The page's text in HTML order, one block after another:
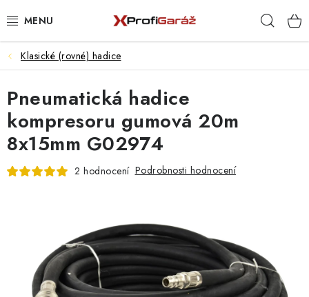
na
REALIZACE & ŘEŠENÍ
AKCE A NOVINKY
VYBAVENÍ PNEUSERVISU
NÁŘADÍ DLE TYPU OPRAVY
ČIŠTĚNÍ A MYTÍ
Klasické (rovné) hadice
Pneumatická hadice
kompresoru gumová 20m
8x15mm G02974
2 hodnocení Podrobnosti hodnocení